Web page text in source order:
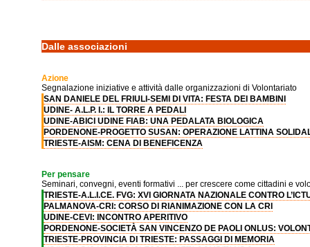
Dalle associazioni
Azione
Segnalazione iniziative e attività dalle organizzazioni di Volontariato
SAN DANIELE DEL FRIULI-SEMI DI VITA: FESTA DEI BAMBINI
UDINE- A.L.P. I.: IL TORRE A PEDALI
UDINE-ABICI UDINE FIAB: UNA PEDALATA BIOLOGICA
PORDENONE-PROGETTO SUSAN: OPERAZIONE LATTINA
TRIESTE-AISM: CENA DI BENEFICENZA
Per pensare
Seminari, convegni, eventi formativi ... per crescere come cittadini e
TRIESTE-A.L.I.CE. FVG: XVI GIORNATA NAZIONALE CONTRO
PALMANOVA-CRI: CORSO DI RIANIMAZIONE CON LA CRI
UDINE-CEVI: INCONTRO APERITIVO
PORDENONE-SOCIETÀ SAN VINCENZO DE PAOLI ONLUS:
TRIESTE-PROVINCIA DI TRIESTE: PASSAGGI DI MEMORIA